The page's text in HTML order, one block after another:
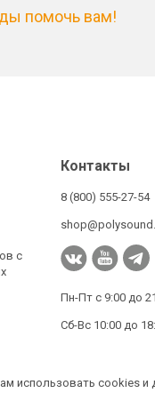
помочь вам!
с
Контакты
8 (800) 555-27-54
Пн-Пт с 9:00 до
Сб-Вс 10:00 до
использовать cookies и